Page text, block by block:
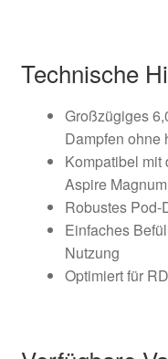
Technische
Großzügiges
Dampfen ohne
Kompatibel mit
Aspire
Robustes Pod-
Einfaches
Nutzung
Optimiert für